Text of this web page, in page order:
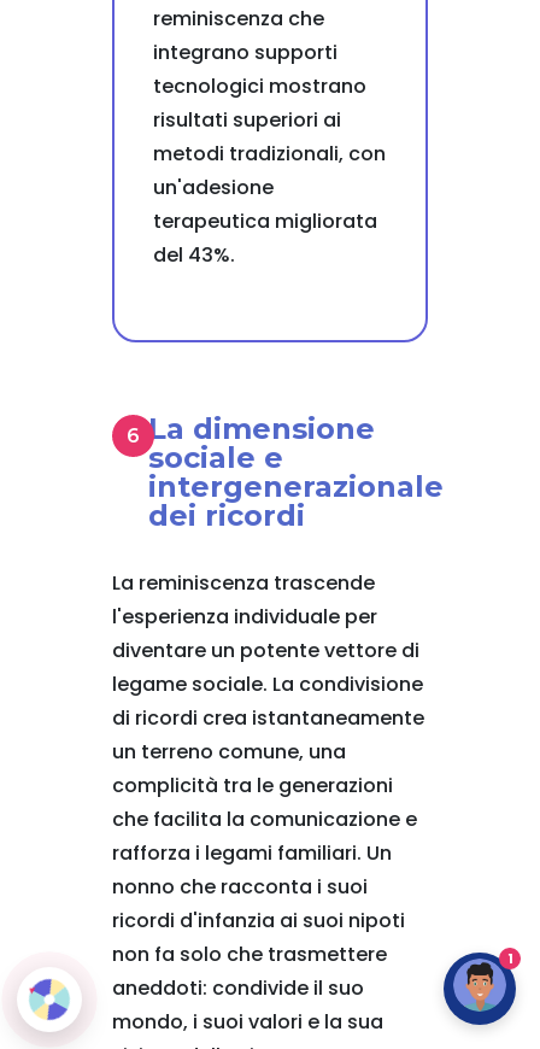
reminiscenza che
integrano supporti
tecnologici mostrano
risultati superiori ai
metodi tradizionali, con
un'adesione
terapeutica migliorata
del 43%.
La dimensione
sociale e
intergenerazionale
dei ricordi
La reminiscenza trascende
l'esperienza individuale per
diventare un potente vettore di
legame sociale. La condivisione
di ricordi crea istantaneamente
un terreno comune, una
complicità tra le generazioni
che facilita la comunicazione e
rafforza i legami familiari. Un
nonno che racconta i suoi
ricordi d'infanzia ai suoi nipoti
non fa solo che trasmettere
aneddoti: condivide il suo
mondo, i suoi valori e la sua
1